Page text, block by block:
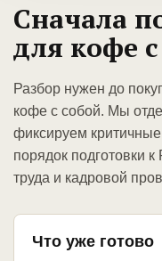
Сначала
для кофе
Разбор нужен до
кофе с собой. Мы
фиксируем
порядок подготовки
труда и кадровой
Что уже готово